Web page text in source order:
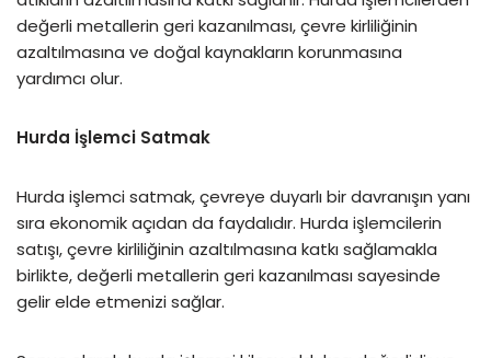
değerli metallerin geri kazanılması, çevre kirliliğinin
azaltılmasına ve doğal kaynakların korunmasına
yardımcı olur.
Hurda İşlemci Satmak
Hurda işlemci satmak, çevreye duyarlı bir davranışın yanı
sıra ekonomik açıdan da faydalıdır. Hurda işlemcilerin
satışı, çevre kirliliğinin azaltılmasına katkı sağlamakla
birlikte, değerli metallerin geri kazanılması sayesinde
gelir elde etmenizi sağlar.